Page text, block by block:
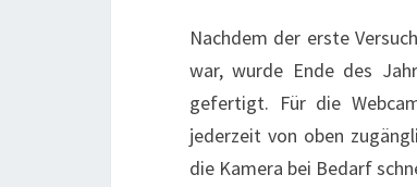
Nachdem der erste
war, wurde Ende des
gefertigt. Für die
jederzeit von oben
die Kamera bei Bedarf